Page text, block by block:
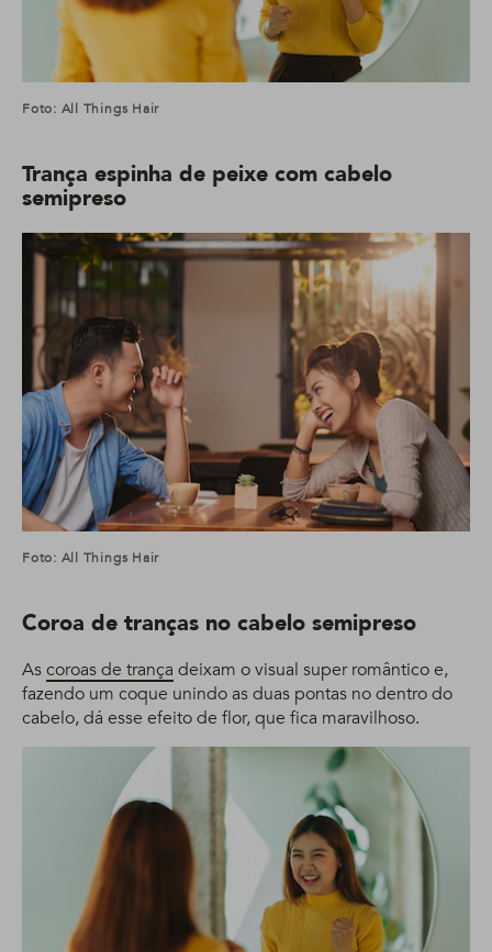
Foto: All Things Hair
Trança espinha de peixe com cabelo
semipreso
Foto: All Things Hair
Coroa de tranças no cabelo semipreso
Ascoroas de trança deixam o visual super romântico e,
fazendo um coque unindo as duas pontas no dentro do
cabelo, dá esse efeito de flor, que fica maravilhoso.